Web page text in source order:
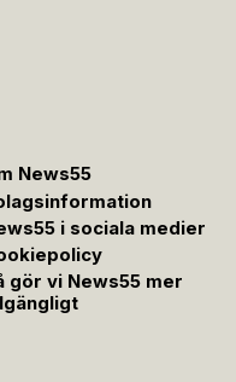
News55
i sociala medier
gör vi News55 mer